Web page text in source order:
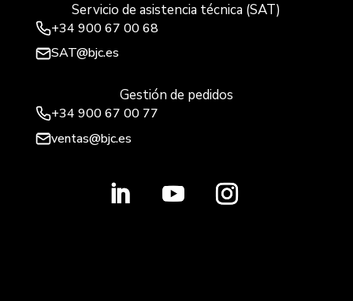
Servicio de asistencia técnica (SAT)
+34 900 67 00 68
SAT@bjc.es
Gestión de pedidos
+34 900 67 00 77
ventas@bjc.es